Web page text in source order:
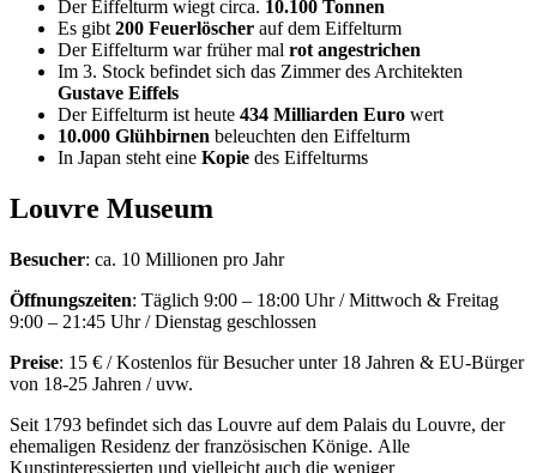
Der Eiffelturm wiegt circa. 10.100 Tonnen
Es gibt 200 Feuerlöscher auf dem Eiffelturm
Der Eiffelturm war früher mal rot angestrichen
Im 3. Stock befindet sich das Zimmer des Architekten
Gustave Eiffels
Der Eiffelturm ist heute 434 Milliarden Euro wert
10.000 Glühbirnen beleuchten den Eiffelturm
In Japan steht eine Kopie des Eiffelturms
Louvre Museum
Besucher: ca. 10 Millionen pro Jahr
Öffnungszeiten: Täglich 9:00 – 18:00 Uhr / Mittwoch & Freitag
9:00 – 21:45 Uhr / Dienstag geschlossen
Preise: 15 € / Kostenlos für Besucher unter 18 Jahren & EU-Bürger
von 18-25 Jahren / uvw.
Seit 1793 befindet sich das Louvre auf dem Palais du Louvre, der
ehemaligen Residenz der französischen Könige. Alle
Kunstinteressierten und vielleicht auch die weniger